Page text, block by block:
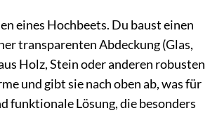
eines Hochbeets. Du baust einen
transparenten Abdeckung (Glas,
Holz, Stein oder anderen robusten
und gibt sie nach oben ab, was für
funktionale Lösung, die besonders